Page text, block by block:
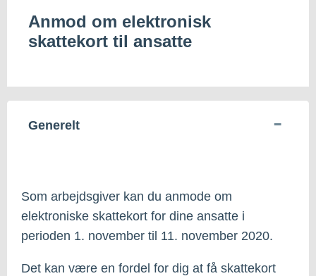
Anmod om elektronisk
skattekort til ansatte
Generelt
Som arbejdsgiver kan du anmode om
elektroniske skattekort for dine ansatte i
perioden 1. november til 11. november 2020.
Det kan være en fordel for dig at få skattekort